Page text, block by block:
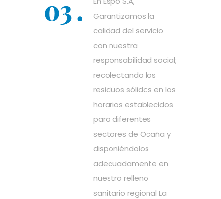
Garantizamos la
calidad del servicio
con nuestra
responsabilidad social;
recolectando los
residuos sólidos en los
horarios establecidos
para diferentes
sectores de Ocaña y
disponiéndolos
adecuadamente en
nuestro relleno
sanitario regional La